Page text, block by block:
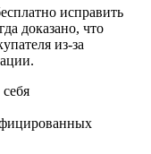
исправить
доказано, что
из-за